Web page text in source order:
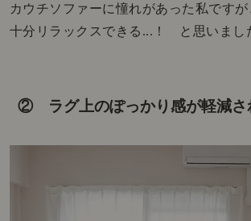
カウチソファーに憧れがあった私ですが
十分リラックスできる...！ と思いまし
② ラグ上のぽっかり感が軽減さ